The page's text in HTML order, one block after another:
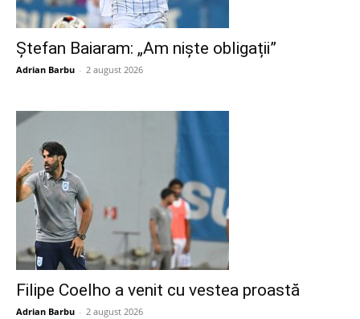
Ștefan Baiaram: „Am niște obligații”
Adrian Barbu - 2 august 2026
Filipe Coelho a venit cu vestea proastă
Adrian Barbu - 2 august 2026